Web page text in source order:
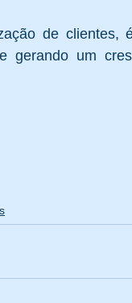
de clientes,
gerando um